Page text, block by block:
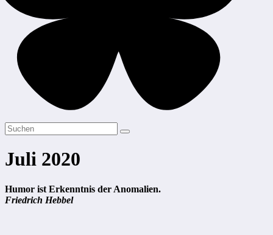
Juli 2020
Humor ist Erkenntnis der Anomalien.
Friedrich Hebbel